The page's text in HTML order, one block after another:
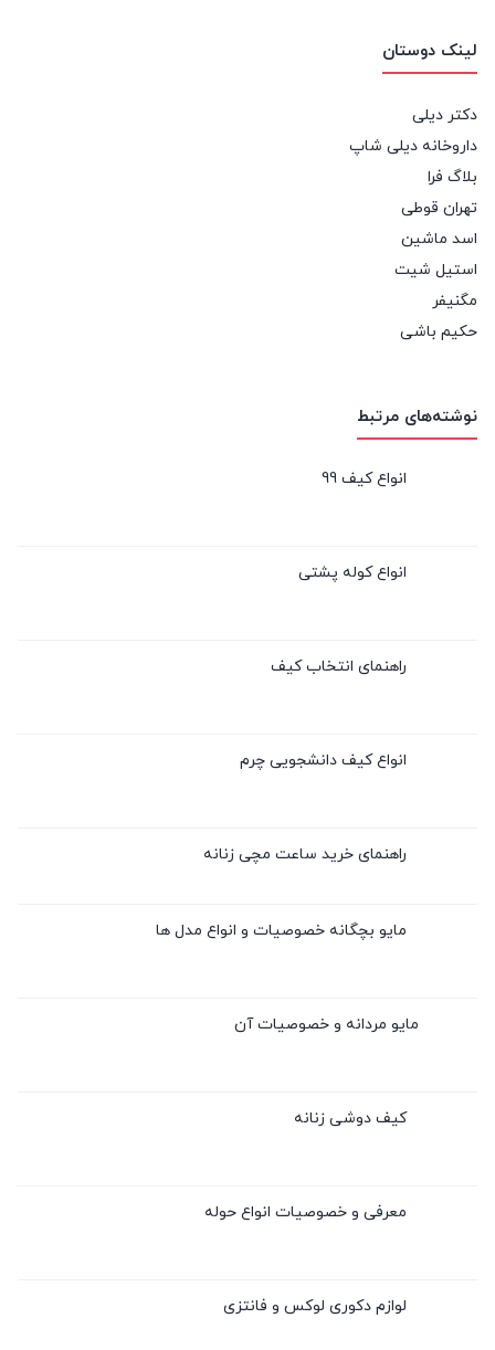
لینک دوستان
دکتر دیلی
داروخانه دیلی شاپ
بلاگ فرا
تهران قوطی
اسد ماشین
استیل شیت
مگنیفر
حکیم باشی
نوشته‌های مرتبط
انواع کیف 99
انواع کوله پشتی
راهنمای انتخاب کیف
انواع کیف دانشجویی چرم
راهنمای خرید ساعت مچی زنانه
مایو بچگانه خصوصیات و انواع مدل ها
مایو مردانه و خصوصیات آن
کیف دوشی زنانه
معرفی و خصوصیات انواع حوله
لوازم دکوری لوکس و فانتزی